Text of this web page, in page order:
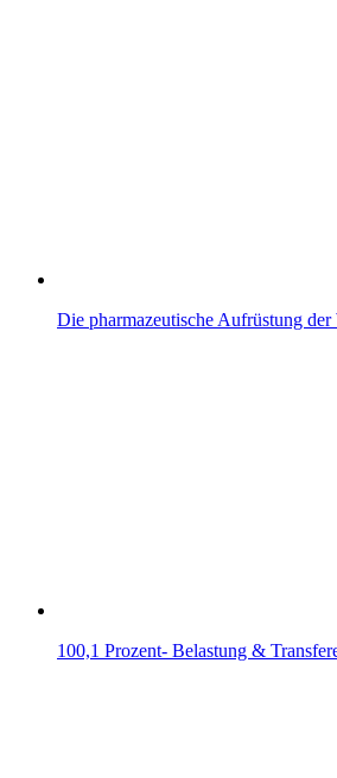
Die pharmazeutische Aufrüstung
100,1 Prozent- Belastung &